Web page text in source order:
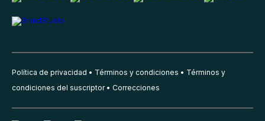
Política de privacidad Términos y condiciones
Términos y
condiciones del suscriptor
Correcciones